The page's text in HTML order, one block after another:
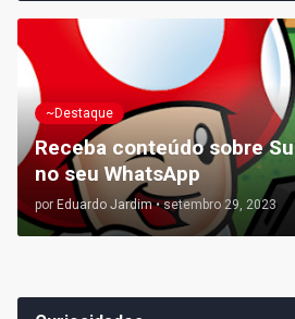
~Destaque
Receba conteúdo sobre
no seu WhatsApp
por Eduardo Jardim • setembro 29, 2023